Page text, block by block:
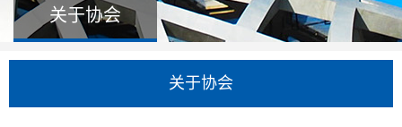
关于协会
关于协会